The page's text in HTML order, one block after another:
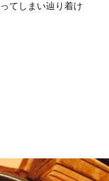
てしまい辿り着け